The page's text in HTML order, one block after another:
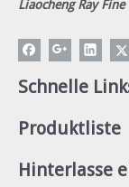
Liaocheng Ray
Schnelle
Produktliste
Hinterlasse